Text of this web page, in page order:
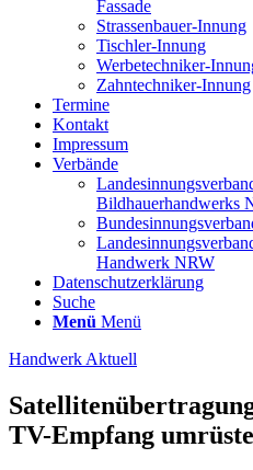
Fassade
Strassenbauer-Innung
Tischler-Innung
Werbetechniker-
Zahntechniker-Innung
Termine
Kontakt
Impressum
Verbände
Bildhauerhandwerks
Handwerk NRW
Datenschutzerklärung
Suche
Menü Menü
Handwerk Aktuell
TV-Empfang